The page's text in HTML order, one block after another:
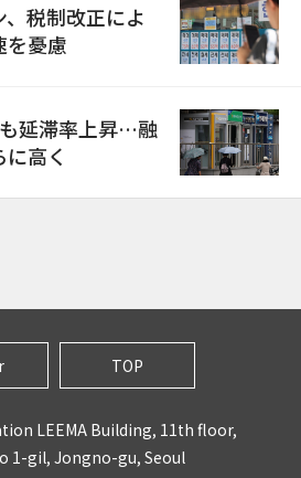
税制改正によ
を憂慮
延滞率上昇…融
高く
TOP
LEEMA Building, 11th floor,
1-gil, Jongno-gu, Seoul